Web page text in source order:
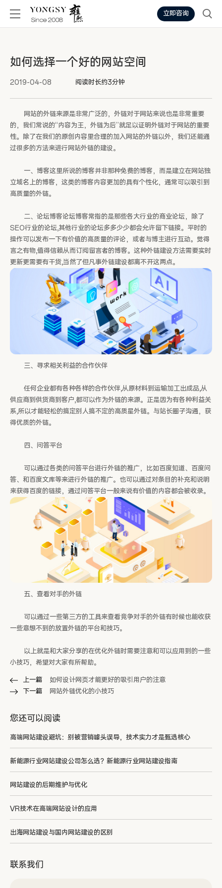
立即咨询
如何选择一个好的网站空间
2019-04-08 阅读时长约3分钟
网站的外链来源是非常广泛的，外链对于网站来说也是非常重要
的，我们常说的“内容为王，外链为后”就足以证明外链对于网站的重要
性。除了在我们的原创内容里合理的加入网站的外链以外，我们还能通
过很多的方法来进行网站外链的建设。
一、博客这里所说的博客并非那种免费的博客，而是建立在网站独
立域名上的博客，这类的博客内容更加的具有个性化，通常可以吸引到
高质量的外链。
二、论坛博客论坛博客常指的是那些各大行业的商业论坛，除了
SEO行业的论坛,其他行业的论坛多多少少都会允许留下链接。平时的
操作可以发布一下有价值的高质量的评论，或者与博主进行互动。觉得
言之有物,值得信赖从而订阅留言者的博客。这种外链建设方法需要实时
更新更需要有干货,当然了但凡事外链建设都离不开这两点。
三、寻求相关利益的合作伙伴
任何企业都有各种各样的合作伙伴,从原材料到运输加工出成品,从
供应商到供货商到客户,都可以作为外链的来源。正是因为有各种利益关
系,所以才能轻松的搞定别人搞不定的高质星外链。与站长圈子沟通，获
得优质的外链。
四、问答平台
可以通过各类的问答平台进行外链的推广，比如百度知道、百度问
答、和百度文库等来进行外链的推广。也可以通过对条目的补充和说明
来获得百度的链接，通过问答平台一般来说有价值的内容都会被收录。
五、查看对手的外链
可以通过一些第三方的工具来查看竞争对手的外链有时候也能收获
一些意想不到的放置外链的平台和技巧。
以上就是和大家分享的在优化外链时需要注意和可以应用到的一些
小技巧，希望对大家有所帮助。
上一篇
如何设计网页才能更好的吸引用户的注意
下一篇
网站外链优化的小技巧
您还可以阅读
高端网站建设避坑：别被营销噱头误导，技术实力才是甄选核心
新能源行业网站建设公司怎么选？新能源行业网站建设指南
网站建设的后期维护与优化
VR技术在高端网站设计的应用
出海网站建设与国内网站建设的区别
联系我们